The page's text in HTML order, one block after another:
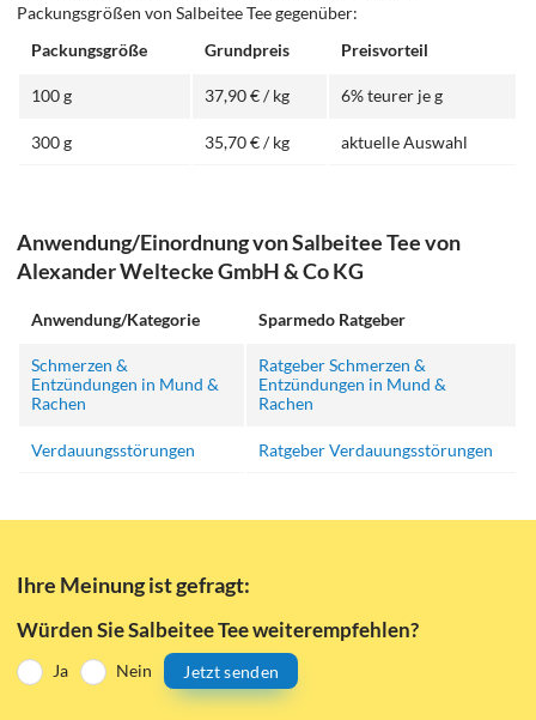
Packungsgrößen von Salbeitee Tee gegenüber:
Packungsgröße
Grundpreis Preisvorteil
100 g 37,90 € / kg 6% teurer je g
300 g 35,70 € / kg aktuelle Auswahl
Anwendung/Einordnung von Salbeitee Tee von
Alexander Weltecke GmbH & Co KG
Anwendung/Kategorie Sparmedo Ratgeber
Schmerzen &
Entzündungen in Mund &
Rachen
Ratgeber Schmerzen &
Entzündungen in Mund &
Rachen
Verdauungsstörungen Ratgeber Verdauungsstörungen
Ihre Meinung ist gefragt:
Würden Sie Salbeitee Tee weiterempfehlen?
Ja Nein Jetzt senden